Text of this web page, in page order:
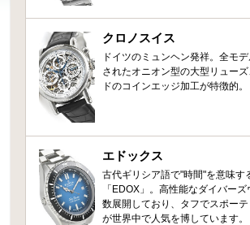
クロノスイス
ドイツのミュンヘン発祥。全モ
されたオニオン型の大型リュー
ドのコインエッジ加工が特徴的。
エドックス
古代ギリシア語で"時間"を意味す
「EDOX」。高性能なダイバー
数展開しており、タフでスポー
が世界中で人気を博しています。